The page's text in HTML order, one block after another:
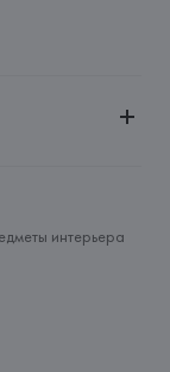
ул.
интерьера